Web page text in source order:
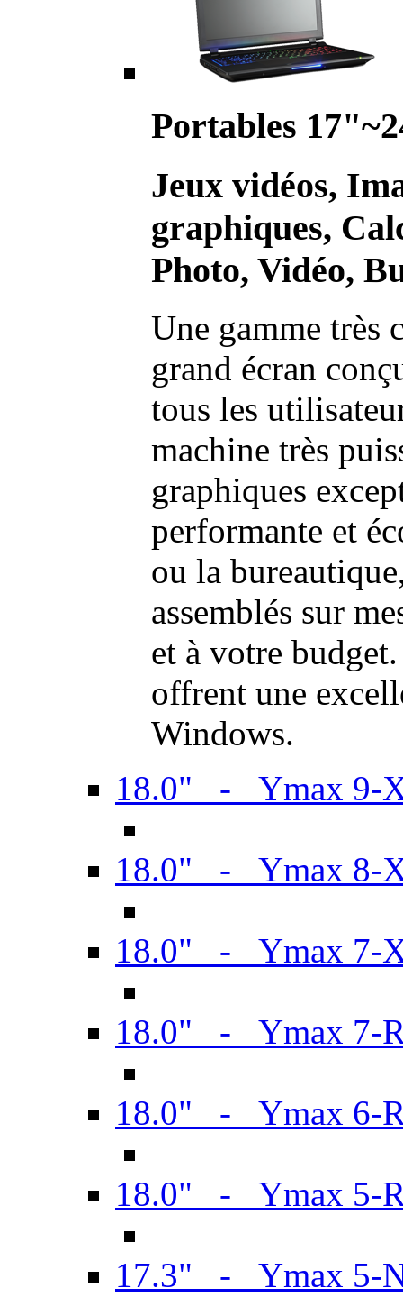
Portables
Jeux vidéos,
graphiques,
Photo, Vidéo,
Une gamme très
grand écran
tous les
machine très
graphiques
performante et
ou la
assemblés sur
et à votre
offrent une
Windows.
18.0" - Ymax 9-
18.0" - Ymax 8-
18.0" - Ymax 7-
18.0" - Ymax 7-
18.0" - Ymax 6-
18.0" - Ymax 5-
17.3" - Ymax 5-